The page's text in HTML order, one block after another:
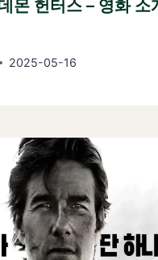
몬 헌터스 – 영화 소
2025-05-16